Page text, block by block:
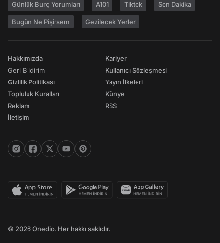
Günlük Burç Yorumları A101 Tiktok Son Dakika
Bugün Ne Pişirsem Gezilecek Yerler
Hakkımızda
Geri Bildirim
Gizlilik Politikası
Topluluk Kuralları
Reklam
İletişim
Kariyer
Kullanıcı Sözleşmesi
Yayın İlkeleri
Künye
RSS
© 2026 Onedio. Her hakkı saklıdır.